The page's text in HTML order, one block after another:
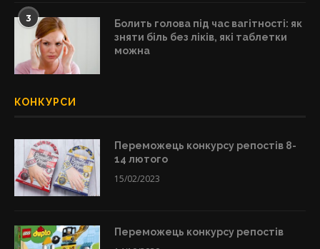
3
Болить голова під час вагітності: як
зняти біль без ліків, які таблетки
можна
КОНКУРСИ
Переможець конкурсу репостів 8-
14 лютого
15/02/2023
Переможець конкурсу репостів